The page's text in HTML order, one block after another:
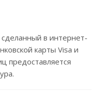
в интернет-
карты Visa и
предоставляется